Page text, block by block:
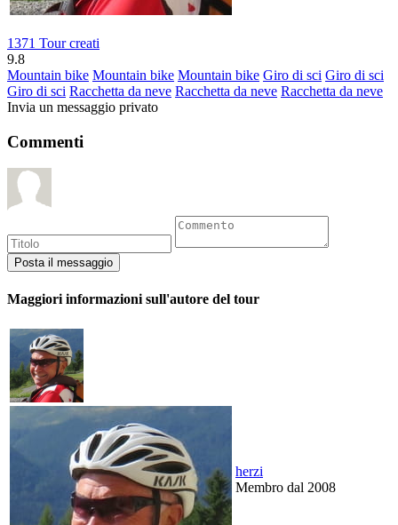
1371 Tour creati
9.8
Mountain bike Mountain bike Mountain bike Giro di sci Giro di sci
Giro di sci Racchetta da neve Racchetta da neve Racchetta da neve
Invia un messaggio privato
Commenti
Maggiori informazioni sull'autore del tour
herzi
Membro dal 2008